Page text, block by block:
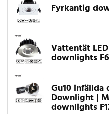
Fyrkantig
Vattentät
downlights
Gu10 infällda
Downlight |
downlights